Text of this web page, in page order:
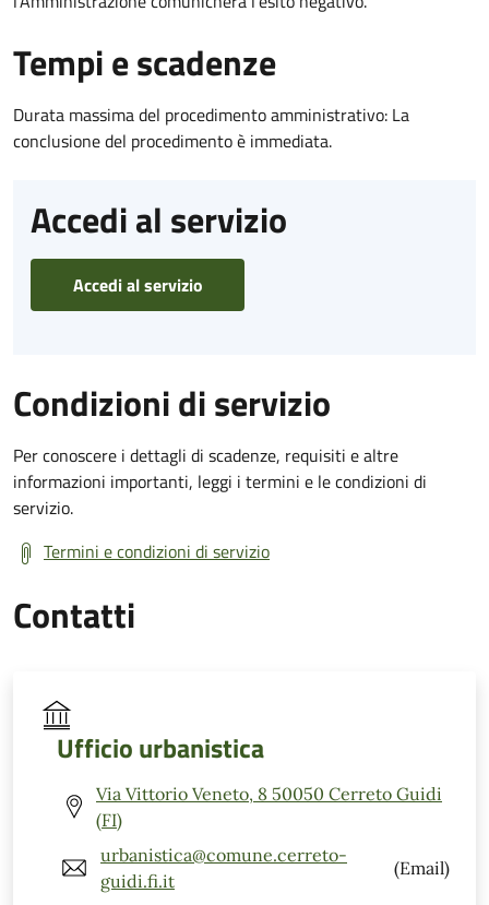
Tempi e scadenze
Durata massima del procedimento amministrativo: La
conclusione del procedimento è immediata.
Accedi al servizio
Accedi al servizio
Condizioni di servizio
Per conoscere i dettagli di scadenze, requisiti e altre
informazioni importanti, leggi i termini e le condizioni di
servizio.
Termini e condizioni di servizio
Contatti
Ufficio urbanistica
Via Vittorio Veneto, 8 50050 Cerreto Guidi
(FI)
urbanistica@comune.cerreto-
guidi.fi.it
(Email)